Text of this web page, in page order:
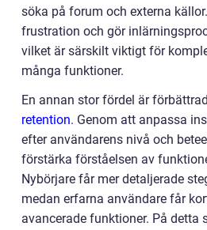
söka på forum och externa
frustration och gör
vilket är särskilt viktigt för
många funktioner.
En annan stor fördel är
retention. Genom att anpassa
efter användarens nivå och
förstärka förståelsen av
Nybörjare får mer detaljerade
medan erfarna användare får
avancerade funktioner. På detta